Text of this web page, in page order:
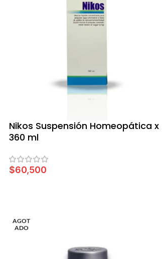
Nikos Suspensión Homeopática x
360 ml
$60,500
AGOT
ADO